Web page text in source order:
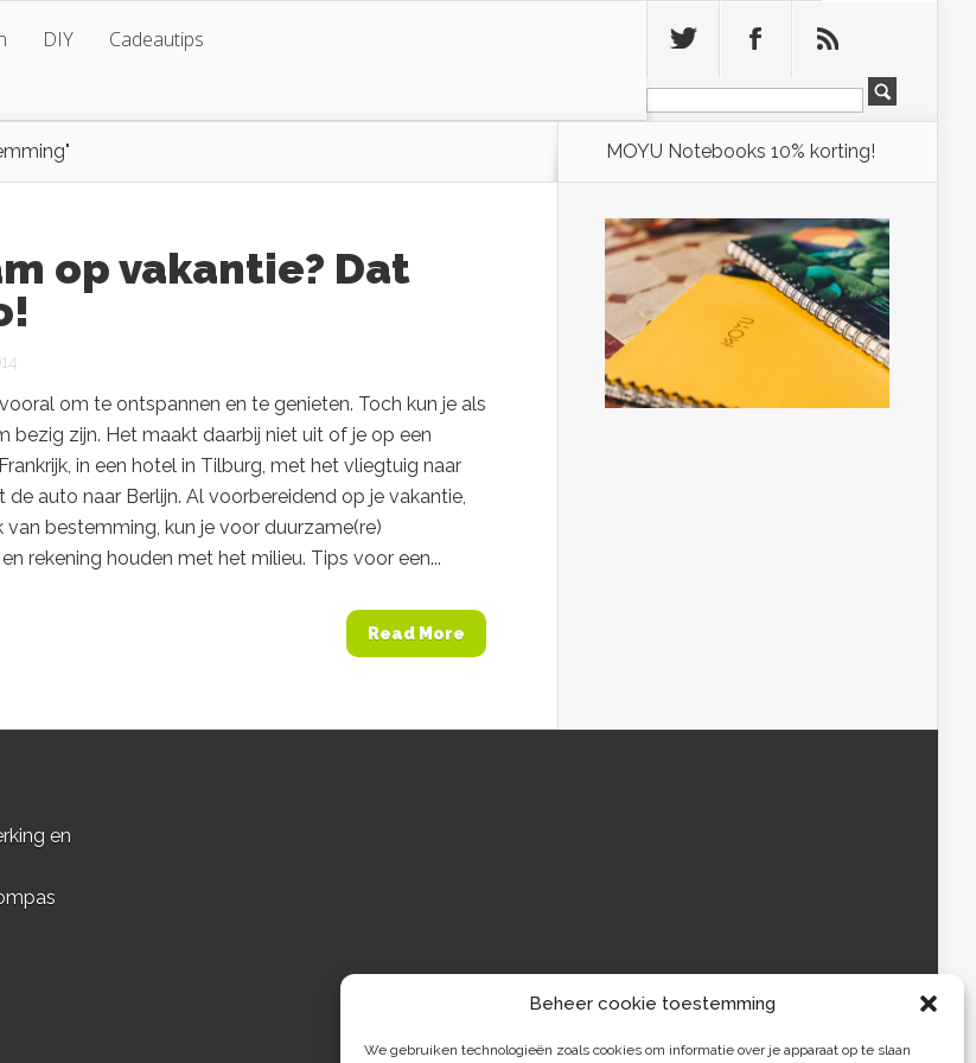
Beheer cookie toestemming
We gebruiken technologieën zoals cookies om informatie over je apparaat op te slaan
DIY Cadeautips
op vakantie? Dat
om te ontspannen en te genieten. Toch kun je als
bezig zijn. Het maakt daarbij niet uit of je op een
in een hotel in Tilburg, met het vliegtuig naar
auto naar Berlijn. Al voorbereidend op je vakantie,
bestemming, kun je voor duurzame(re)
rekening houden met het milieu. Tips voor een...
Read More
MOYU Notebooks 10% korting!
en